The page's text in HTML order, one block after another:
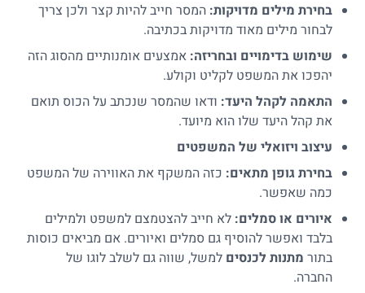
בחירת מילים מדויקות: המסר חייב להיות קצר ולכן צריך
לבחור מילים מאוד מדויקות בכתיבה.
שימוש בדימויים ובחריזה: אמצעים אומנותיים מהסוג הזה
יהפכו את המשפט לקליט וקולע.
התאמה לקהל היעד: ודאו שהמסר שנכתב על הכוס תואם
את קהל היעד שלו הוא מיועד.
עיצוב ויזואלי של המשפטים
בחירת גופן מתאים: כזה המשקף את האווירה של המשפט
כמה שאפשר.
איורים או סמלים: לא חייב להצטמצם למשפט ולמילים
בלבד ואפשר להוסיף גם סמלים ואיורים. אם מביאים כוסות
בתור מתנות לכנסים למשל, שווה גם לשלב לוגו של
החברה.